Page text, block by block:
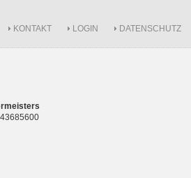
KONTAKT LOGIN DATENSCHUTZ